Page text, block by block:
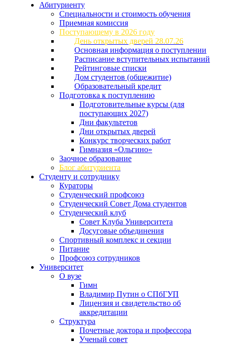
Абитуриенту
Специальности и стоимость обучения
Приемная комиссия
Поступающему в 2026 году
День открытых дверей 28.07.26
Основная информация о поступлении
Расписание вступительных испытаний
Рейтинговые списки
Дом студентов (общежитие)
Образовательный кредит
Подготовка к поступлению
Подготовительные курсы (для
поступающих 2027)
Дни факультетов
Дни открытых дверей
Конкурс творческих работ
Гимназия «Ольгино»
Заочное образование
Блог абитуриента
Студенту и сотруднику
Кураторы
Студенческий профсоюз
Студенческий Совет Дома студентов
Студенческий клуб
Совет Клуба Университета
Досуговые объединения
Спортивный комплекс и секции
Питание
Профсоюз сотрудников
Университет
О вузе
Гимн
Владимир Путин о СПбГУП
Лицензия и свидетельство об
аккредитации
Структура
Почетные доктора и профессора
Ученый совет